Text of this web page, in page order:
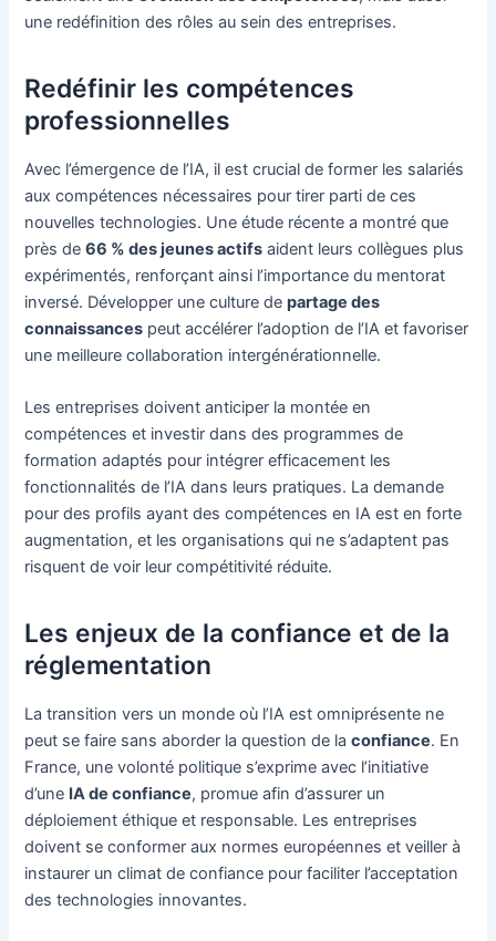
une redéfinition des rôles au sein des entreprises.
Redéfinir les compétences
professionnelles
Avec l’émergence de l’IA, il est crucial de former les salariés
aux compétences nécessaires pour tirer parti de ces
nouvelles technologies. Une étude récente a montré que
près de66 % des jeunes actifs aident leurs collègues plus
expérimentés, renforçant ainsi l’importance du mentorat
inversé. Développer une culture departage des
connaissances peut accélérer l’adoption de l’IA et favoriser
une meilleure collaboration intergénérationnelle.
Les entreprises doivent anticiper la montée en
compétences et investir dans des programmes de
formation adaptés pour intégrer efficacement les
fonctionnalités de l’IA dans leurs pratiques. La demande
pour des profils ayant des compétences en IA est en forte
augmentation, et les organisations qui ne s’adaptent pas
risquent de voir leur compétitivité réduite.
Les enjeux de la confiance et de la
réglementation
La transition vers un monde où l’IA est omniprésente ne
peut se faire sans aborder la question de laconfiance. En
France, une volonté politique s’exprime avec l’initiative
d’une IA de confiance, promue afin d’assurer un
déploiement éthique et responsable. Les entreprises
doivent se conformer aux normes européennes et veiller à
instaurer un climat de confiance pour faciliter l’acceptation
des technologies innovantes.